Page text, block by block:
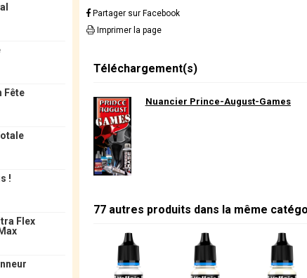
Fête
!
Flex
Partager sur Facebook
Imprimer la page
Téléchargement(s)
Nuancier Prince-August-Games
77 autres produits dans la même